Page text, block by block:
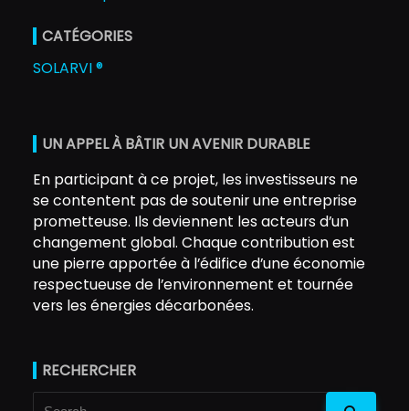
CATÉGORIES
SOLARVI ®
UN APPEL À BÂTIR UN AVENIR DURABLE
En participant à ce projet, les investisseurs ne
se contentent pas de soutenir une entreprise
prometteuse. Ils deviennent les acteurs d’un
changement global. Chaque contribution est
une pierre apportée à l’édifice d’une économie
respectueuse de l’environnement et tournée
vers les énergies décarbonées.
RECHERCHER
Search